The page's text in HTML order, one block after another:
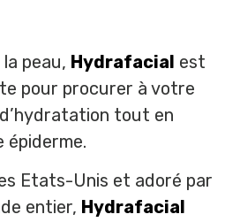
peau, Hydrafacial est
pour procurer à votre
tout en
épiderme.
Etats-Unis et adoré par
entier, Hydrafacial